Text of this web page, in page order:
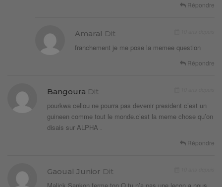
Répondre
Amaral Dit
franchement je me pose la memee question
Répondre
Bangoura Dit
pourkwa cellou ne pourra pas devenir president c’est un
guineen comme tout le monde.c’est la meme chose qu’on
disais sur ALPHA .
Répondre
Gaoual Junior Dit